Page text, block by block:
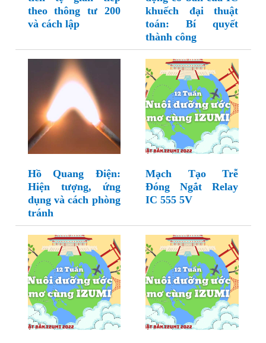
theo thông tư 200
và cách lập
khuếch đại thuật
toán: Bí quyết
thành công
Hồ Quang Điện:
Hiện tượng, ứng
dụng và cách phòng
tránh
Mạch Tạo Trễ
Đóng Ngắt Relay
IC 555 5V